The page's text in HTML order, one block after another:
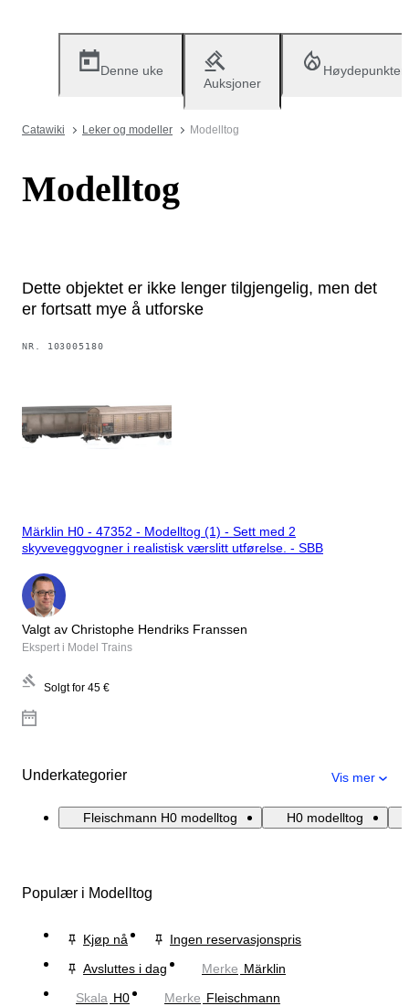
Denne uke
Auksjoner
Høydepunkter
Catawiki Leker og modeller Modelltog
Modelltog
Dette objektet er ikke lenger tilgjengelig, men det
er fortsatt mye å utforske
NR. 103005180
Märklin H0 - 47352 - Modelltog (1) - Sett med 2
skyveveggvogner i realistisk værslitt utførelse. - SBB
Valgt av Christophe Hendriks Franssen
Ekspert i Model Trains
Solgt for 45 €
Underkategorier Vis mer
Fleischmann H0 modelltog H0 modelltog
Populær i Modelltog
Kjøp nå
Ingen reservasjonspris
Avsluttes i dag
Merke Märklin
Skala H0 Merke Fleischmann